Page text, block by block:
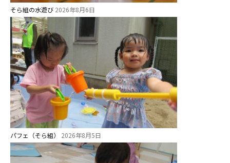
そら組の水遊び 2026年8月6日
パフェ（そら組） 2026年8月5日